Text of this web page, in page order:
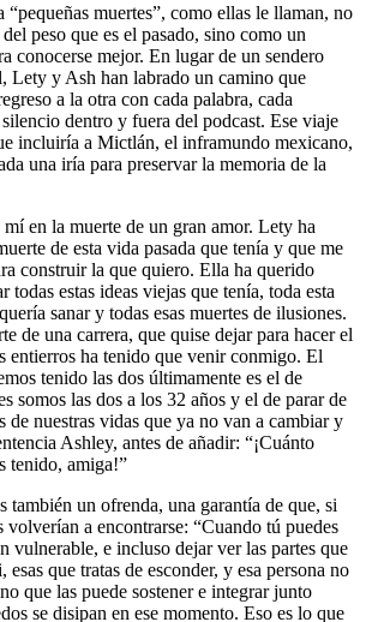
“pequeñas muertes”, como ellas le llaman, no
peso que es el pasado, sino como un
conocerse mejor. En lugar de un sendero
Lety y Ash han labrado un camino que
a la otra con cada palabra, cada
dentro y fuera del podcast. Ese viaje
incluiría a Mictlán, el inframundo mexicano,
una iría para preservar la memoria de la
en la muerte de un gran amor. Lety ha
de esta vida pasada que tenía y que me
construir la que quiero. Ella ha querido
todas estas ideas viejas que tenía, toda esta
sanar y todas esas muertes de ilusiones.
de una carrera, que quise dejar para hacer el
entierros ha tenido que venir conmigo. El
tenido las dos últimamente es el de
somos las dos a los 32 años y el de parar de
de nuestras vidas que ya no van a cambiar y
Ashley, antes de añadir: “¡Cuánto
tenido, amiga!”
también un ofrenda, una garantía de que, si
volverían a encontrarse: “Cuando tú puedes
vulnerable, e incluso dejar ver las partes que
esas que tratas de esconder, y esa persona no
que las puede sostener e integrar junto
se disipan en ese momento. Eso es lo que